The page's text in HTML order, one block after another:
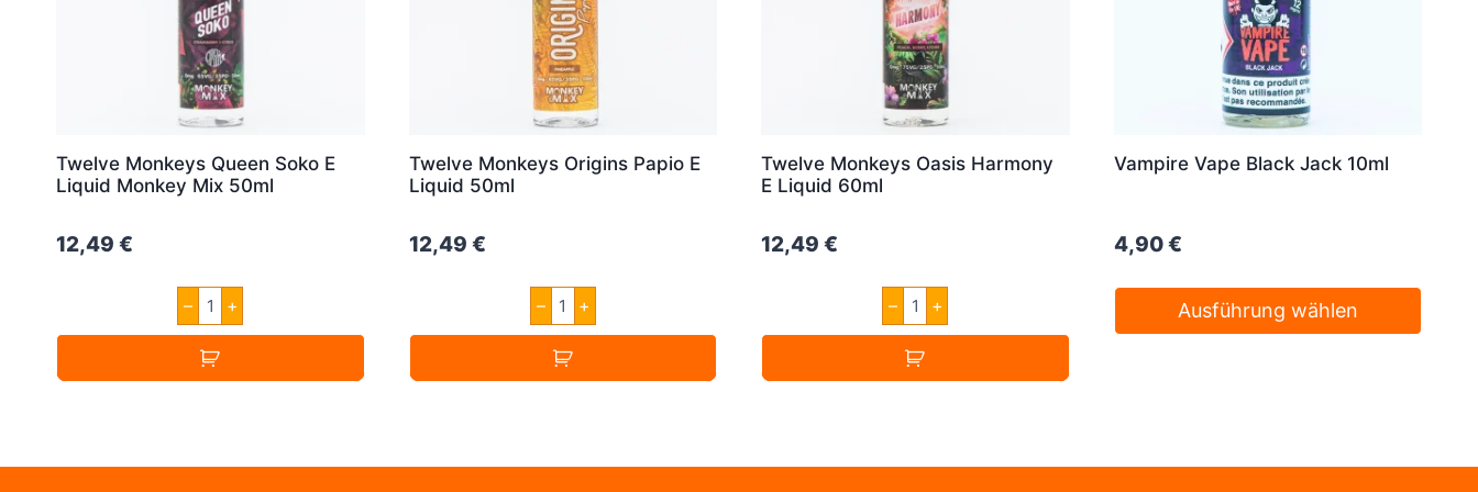
Twelve Monkeys Queen Soko E
Liquid Monkey Mix 50ml
12,49 €
–
Twelve
Monkeys
Queen
Soko
E
Liquid
Menge
+
Twelve Monkeys Origins Papio E
Liquid 50ml
12,49 €
–
Twelve
Monkeys
Origins
Papio
E
Liquid
+
Twelve Monkeys Oasis Harmony
E Liquid 60ml
12,49 €
–
Twelve
Monkeys
Oasis
Harmony
E
Liquid
+
Vampire Vape Black Jack 10ml
4,90€
Ausführung wählen
Varianten